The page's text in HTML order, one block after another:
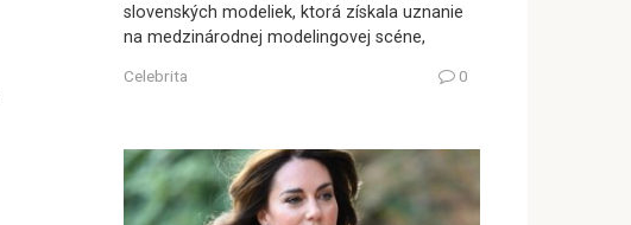
slovenských modeliek, ktorá získala uznanie
na medzinárodnej modelingovej scéne,
Celebrita 0